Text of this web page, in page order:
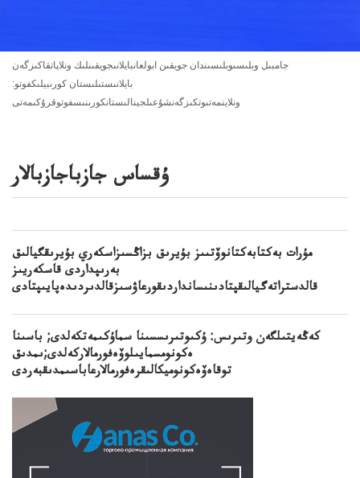
جامبىل وبلىسىوبلىسىندان جويقىن ابولعانبايلانىجويقىنلىك ونلاپاتقاكىزگەن
بايلانىستىلىستان كورىبيلىكفوتو:
ونلاينمەتىوتكىزگەنشۇعىلجينالىستانكورىنىسفوتوقرۇكىمەتى
ۇقساس جازباجازبالار
مۇرات بەكتابەكتانوۆتىىز بۇيرىق بزاڭسىزاسكەري بۇيرىقگيالىق
بەرىپداردى قاسكەريىز
قالدستراتەگيالىقپتادىنىسانداردىقورعاۋسىزقالدىردىدەپايىپتادى
كەڭەيتىلگەن وتىرىس: ۇكىوتىرىسسىنا سماۇكىمەتكەلدى; باسىنا
ەكونومسمايىلوۆەفورمالاركەلدى;ىمدىق
توقاەۆەكونوميكالىقرەفورمالارعاباسىمدىقبەردى